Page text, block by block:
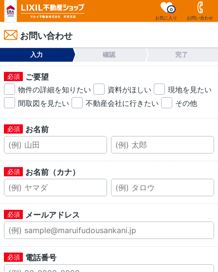
お気に入り
0
お問い合わせ
お問い合わせ
入力 確認 完了
ご要望
物件の詳細を知りたい 資料がほしい
現地を見たい
間取図を見たい
不動産会社に行きたい その他
お名前
お名前（カナ）
メールアドレス
電話番号